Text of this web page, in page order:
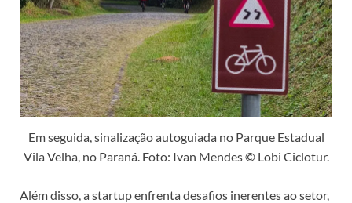
Em seguida, sinalização autoguiada no Parque Estadual
Vila Velha, no Paraná. Foto: Ivan Mendes © Lobi Ciclotur.
Além disso, a startup enfrenta desafios inerentes ao setor,